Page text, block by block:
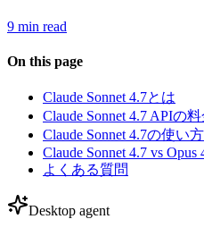
9 min read
On this page
Claude Sonnet 4.7とは
Claude Sonnet 4.7 APIの
Claude Sonnet 4.7の使い方
Claude Sonnet 4.7 vs Opus
よくある質問
Desktop agent